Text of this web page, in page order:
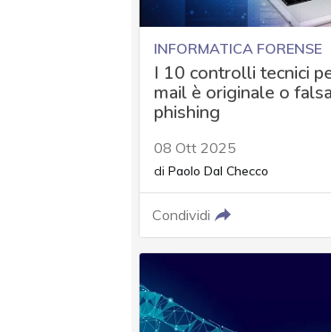
INFORMATICA FORENSE
I 10 controlli tecnici
mail è originale o
phishing
08 Ott 2025
di Paolo Dal Checco
Condividi